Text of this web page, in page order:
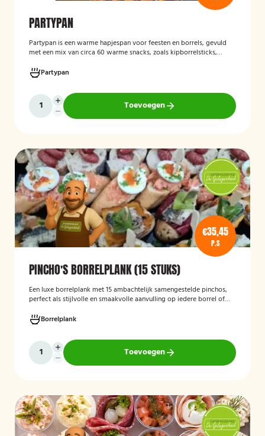
PARTYPAN
Partypan is een warme hapjespan voor feesten en borrels, gevuld
met een mix van circa 60 warme snacks, zoals kipborrelsticks,
geleverd en hoeft alleen nog verwarmd te worden, waardoor het
een eenvoudige en praktische cateringoplossing is voor
verjaardagen, jubilea, bedrijfsfeesten en andere bijeenkomsten.
Partypan
Toevoegen
€35,45
P.S
PINCHO'S BORRELPLANK (15 STUKS)
Een luxe borrelplank met 15 ambachtelijk samengestelde pinchos,
perfect als stijlvolle en smaakvolle aanvulling op iedere borrel of
Borrelplank
Toevoegen